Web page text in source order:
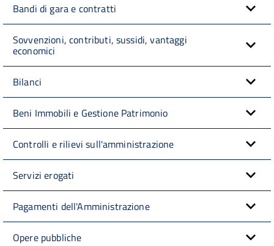
Bandi di gara e contratti
Sovvenzioni, contributi, sussidi, vantaggi
economici
Bilanci
Beni Immobili e Gestione Patrimonio
Controlli e rilievi sull'amministrazione
Servizi erogati
Pagamenti dell'Amministrazione
Opere pubbliche